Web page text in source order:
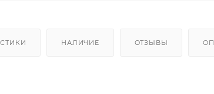
НАЛИЧИЕ ОТЗЫВЫ